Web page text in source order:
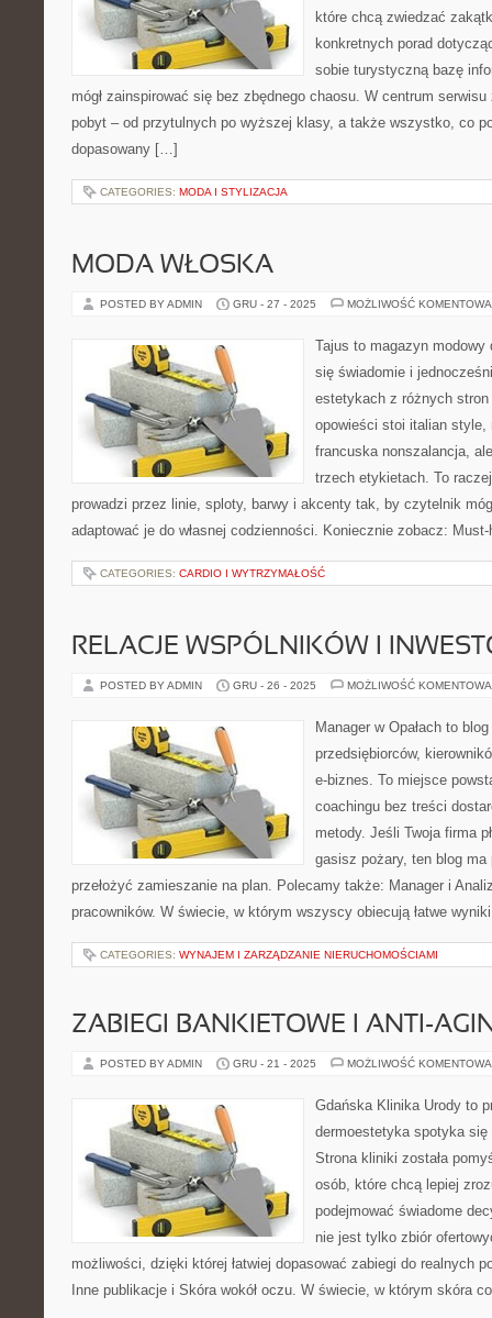
które chcą zwiedzać
konkretnych porad
sobie turystyczną bazę
mógł zainspirować się bez zbędnego chaosu. W centrum
pobyt – od przytulnych po wyższej klasy, a także wszystko, co
dopasowany […]
CATEGORIES: MODA I STYLIZACJA
MODA WŁOSKA
POSTED BY ADMIN GRU - 27 - 2025 MOŻLIWOŚĆ
Tajus to magazyn
się świadomie i
estetykach z różnych
opowieści stoi italian style,
francuska nonszalancja,
trzech etykietach. To
prowadzi przez linie, sploty, barwy i akcenty tak, by czytelnik
adaptować je do własnej codzienności. Koniecznie zobacz:
CATEGORIES: CARDIO I WYTRZYMAŁOŚĆ
RELACJE WSPÓLNIKÓW I
POSTED BY ADMIN GRU - 26 - 2025 MOŻLIWOŚĆ
Manager w Opałach to
przedsiębiorców,
e-biznes. To miejsce
coachingu bez treści
metody. Jeśli Twoja firma
gasisz pożary, ten blog ma
przełożyć zamieszanie na plan. Polecamy także: Manager i
pracowników. W świecie, w którym wszyscy obiecują łatwe
CATEGORIES: WYNAJEM I ZARZĄDZANIE NIERUCHOMOŚCIAMI
ZABIEGI BANKIETOWE I ANTI-
POSTED BY ADMIN GRU - 21 - 2025 MOŻLIWOŚĆ
Gdańska Klinika Urody to
dermoestetyka spotyka
Strona kliniki została
osób, które chcą lepiej
podejmować świadome
nie jest tylko zbiór
możliwości, dzięki której łatwiej dopasować zabiegi do realnych
Inne publikacje i Skóra wokół oczu. W świecie, w którym skóra